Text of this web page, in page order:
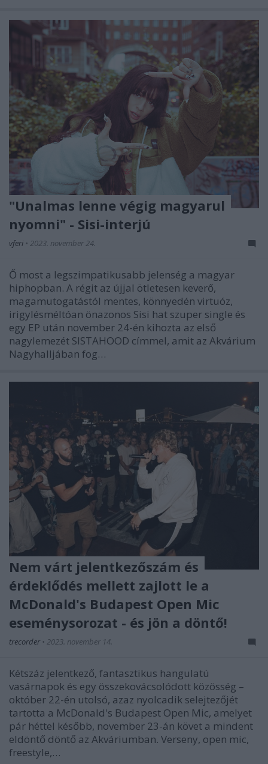
"Unalmas lenne végig magyarul
nyomni" - Sisi-interjú
vferi • 2023. november 24.
Ő most a legszimpatikusabb jelenség a magyar
hiphopban. A régit az újjal ötletesen keverő,
magamutogatástól mentes, könnyedén virtuóz,
irigylésméltóan önazonos Sisi hat szuper single és
egy EP után november 24-én kihozta az első
nagylemezét SISTAHOOD címmel, amit az Akvárium
Nagyhalljában fog…
Nem várt jelentkezőszám és
érdeklődés mellett zajlott le a
McDonald's Budapest Open Mic
eseménysorozat - és jön a döntő!
trecorder • 2023. november 14.
Kétszáz jelentkező, fantasztikus hangulatú
vasárnapok és egy összekovácsolódott közösség –
október 22-én utolsó, azaz nyolcadik selejtezőjét
tartotta a McDonald's Budapest Open Mic, amelyet
pár héttel később, november 23-án követ a mindent
eldöntő döntő az Akváriumban. Verseny, open mic,
freestyle,…